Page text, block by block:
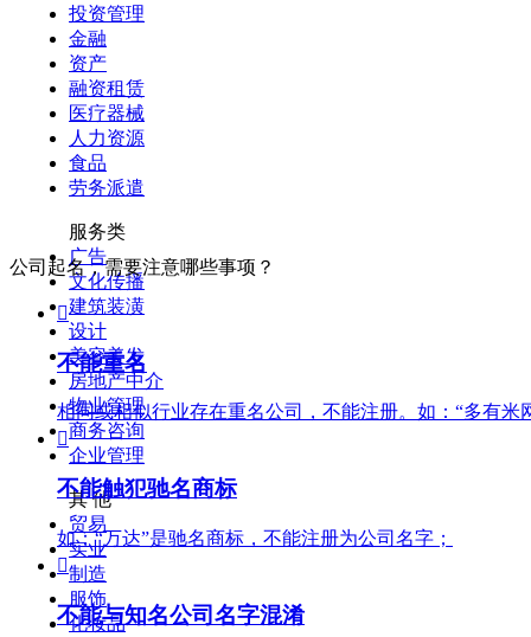
投资管理
金融
资产
融资租赁
医疗器械
人力资源
食品
劳务派遣
服务类
广告
文化传播
建筑装潢
设计
美容美发
房地产中介
物业管理
商务咨询
企业管理
其 他
贸易
实业
制造
服饰
化妆品
公司起名，需要注意哪些事项？

不能重名
相同或相似行业存在重名公司，不能注册。如：“多有米

不能触犯驰名商标
如：“万达”是驰名商标，不能注册为公司名字；

不能与知名公司名字混淆